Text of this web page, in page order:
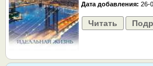
Дата добавления: 26-
Читать